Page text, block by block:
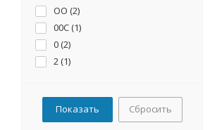
125А (1
160А (1
300А (
ОО (2)
00C (1)
0 (2)
2 (1)
Сбросить